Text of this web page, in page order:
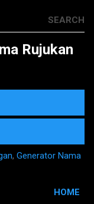
Rujukan
, Generator Nama
HOME